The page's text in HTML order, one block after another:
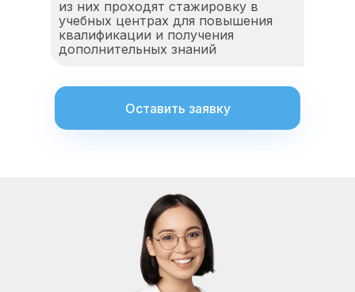
из них проходят стажировку в
учебных центрах для повышения
квалификации и получения
дополнительных знаний
Оставить заявку